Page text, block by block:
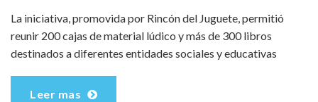
La iniciativa, promovida por Rincón del Juguete, permitió
reunir 200 cajas de material lúdico y más de 300 libros
destinados a diferentes entidades sociales y educativas
Leer mas